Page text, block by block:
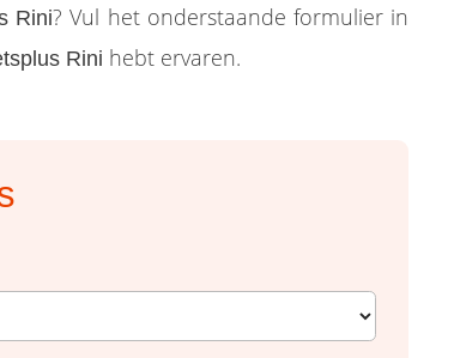
Rini? Vul het onderstaande formulier in
Rini hebt ervaren.